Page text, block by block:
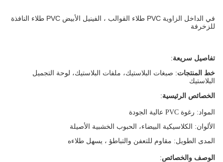
في الداخل الزاوية PVC طلاء القوالب ، الفينيل الأبيض PVC طلاء النافذة
للزخرفة
تفاصيل سريعة:
خط المنتجات: صبغات البلاستيك، ملفات البلاستيك، لوحة التجميل
البلاستيك
الخصائص الرئيسية:
المواد : رغوة PVC عالية الجودة
الألوان: الكلاسيكية البيضاء، الحبوب الخشبية الأصيلة
المدى الطويل : مقاوم للتعفن والتباطؤ ، يسهل طلاءه
الوصف والخصائص: